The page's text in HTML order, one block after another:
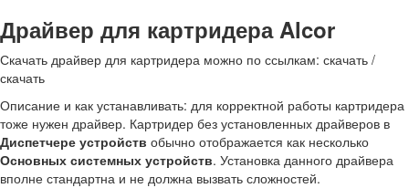
Драйвер для картридера Alcor
Скачать драйвер для картридера можно по ссылкам: скачать /
скачать
Описание и как устанавливать: для корректной работы картридера
тоже нужен драйвер. Картридер без установленных драйверов в
Диспетчере устройств обычно отображается как несколько
Основных системных устройств. Установка данного драйвера
вполне стандартна и не должна вызвать сложностей.